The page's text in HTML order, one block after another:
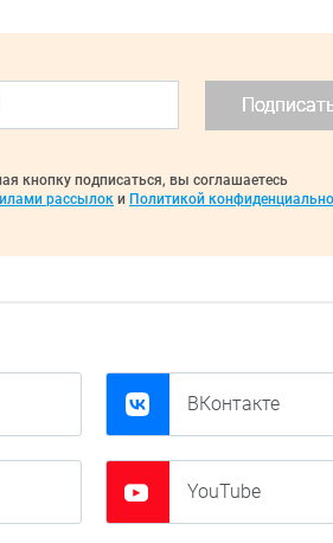
кнопку подписаться, вы соглашаетесь
рассылок и Политикой
ВКонтакте
YouTube